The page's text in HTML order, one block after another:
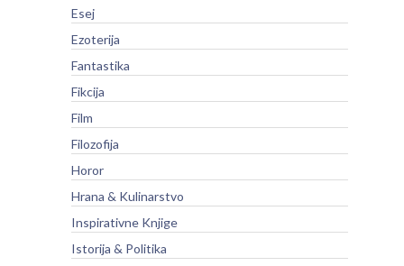
Esej
Ezoterija
Fantastika
Fikcija
Film
Filozofija
Horor
Hrana & Kulinarstvo
Inspirativne Knjige
Istorija & Politika